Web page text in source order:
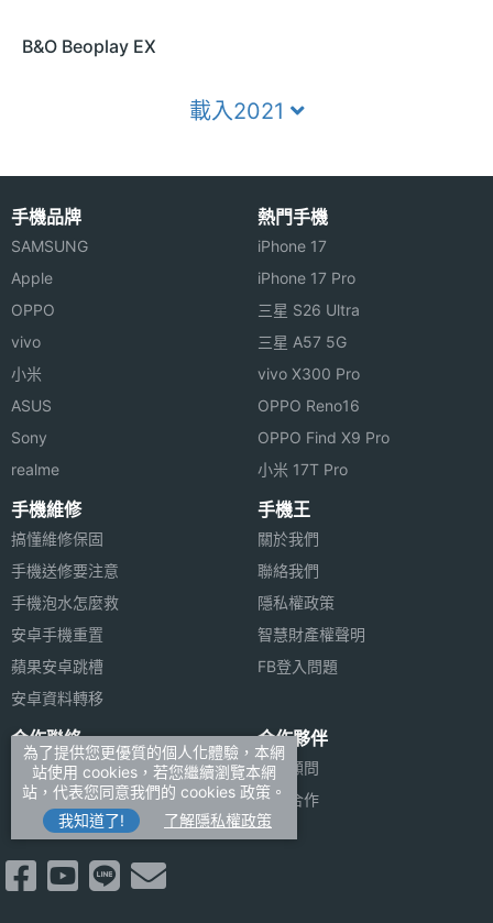
B&O Beoplay EX
載入2021
手機品牌
SAMSUNG
Apple
OPPO
vivo
小米
ASUS
Sony
realme
熱門手機
iPhone 17
iPhone 17 Pro
三星 S26 Ultra
三星 A57 5G
vivo X300 Pro
OPPO Reno16
OPPO Find X9 Pro
小米 17T Pro
手機維修
搞懂維修保固
手機送修要注意
手機泡水怎麼救
安卓手機重置
蘋果安卓跳槽
安卓資料轉移
手機王
關於我們
聯絡我們
隱私權政策
智慧財產權聲明
FB登入問題
合作聯絡
廣告刊登
加入商店報價
新聞聯絡
合作夥伴
法律顧問
媒體合作
為了提供您更優質的個人化體驗，本網
站使用 cookies，若您繼續瀏覽本網
站，代表您同意我們的 cookies 政策。
我知道了!
了解隱私權政策